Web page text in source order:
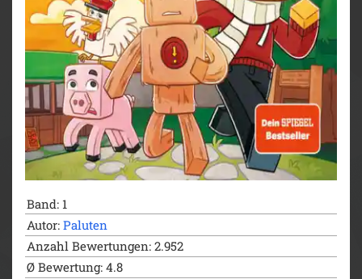
Band: 1
Autor: Paluten
Anzahl Bewertungen: 2.952
Ø Bewertung: 4.8